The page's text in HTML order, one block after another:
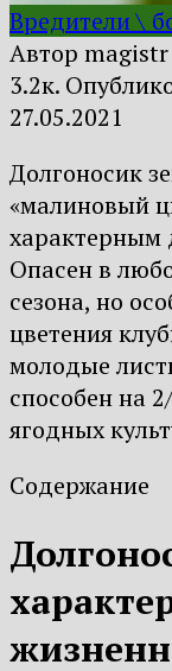
Вредители \
Автор magistr
3.2к.
27.05.2021
Долгоносик
«малиновый
характерным
Опасен в
сезона, но
цветения
молодые
способен на
ягодных
Содержание